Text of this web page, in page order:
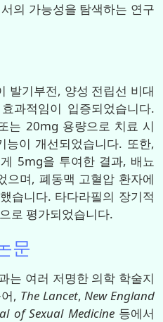
의 가능성을 탐색하는 연구
발기부전, 양성 전립선 비대
과적임이 입증되었습니다.
는 20mg 용량으로 치료 시
이 개선되었습니다. 또한,
5mg을 투여한 결과, 배뇨
으며, 폐동맥 고혈압 환자에
습니다. 타다라필의 장기적
로 평가되었습니다.
문
는 여러 저명한 의학 학술지
, The Lancet,New England
of Sexual Medicine등에서